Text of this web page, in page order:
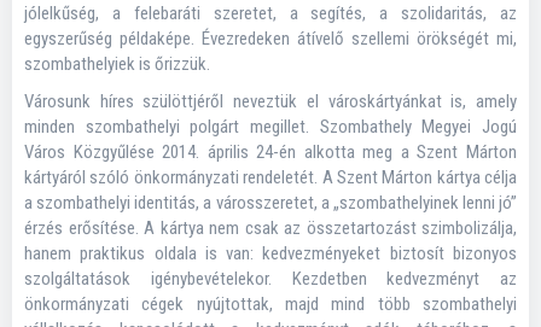
jólelkűség, a felebaráti szeretet, a segítés, a szolidaritás, az
egyszerűség példaképe. Évezredeken átívelő szellemi örökségét mi,
szombathelyiek is őrizzük.
Városunk híres szülöttjéről neveztük el városkártyánkat is, amely
minden szombathelyi polgárt megillet. Szombathely Megyei Jogú
Város Közgyűlése 2014. április 24-én alkotta meg a Szent Márton
kártyáról szóló önkormányzati rendeletét. A Szent Márton kártya célja
a szombathelyi identitás, a városszeretet, a „szombathelyinek lenni jó”
érzés erősítése. A kártya nem csak az összetartozást szimbolizálja,
hanem praktikus oldala is van: kedvezményeket biztosít bizonyos
szolgáltatások igénybevételekor. Kezdetben kedvezményt az
önkormányzati cégek nyújtottak, majd mind több szombathelyi